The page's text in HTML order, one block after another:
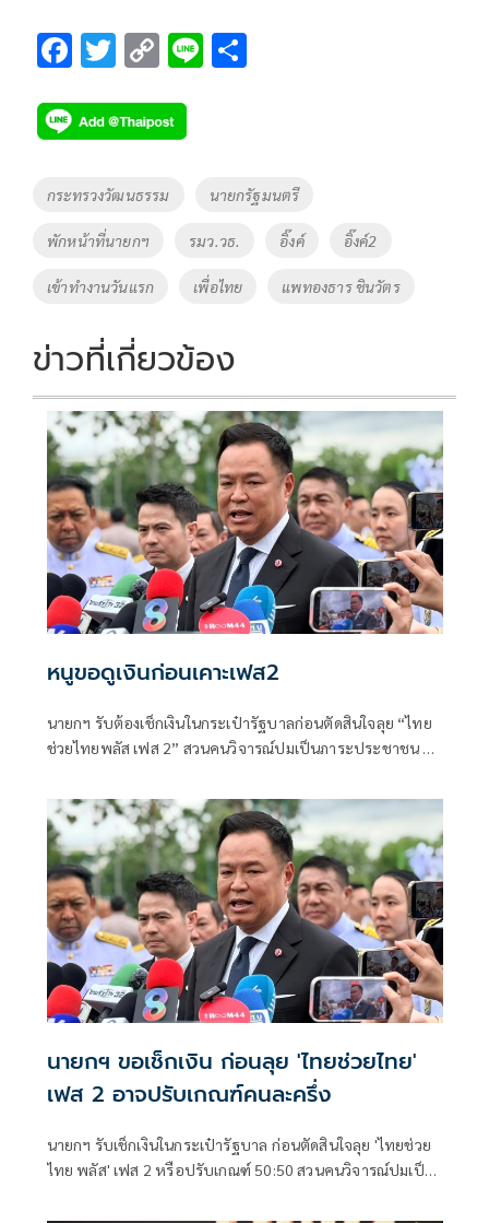
F
e
b
o
o
k
T
tt
er
C
p
y
Li
Li
Tags
กระทรวงวัฒนธรรม นายกรัฐมนตรี
พักหน้าที่นายกฯ รมว.วธ. อิ๊งค์ อิ๊งค์2
เข้าทำงานวันแรก เพื่อไทย แพทองธาร ชินวัตร
ข่าวที่เกี่ยวข้อง
หนูขอดูเงินก่อนเคาะเฟส2
นายกฯ รับต้องเช็กเงินในกระเป๋ารัฐบาลก่อนตัดสินใจลุย “ไทย
ช่วยไทยพลัส เฟส 2” สวนคนวิจารณ์ปมเป็นภาระประชาชน ชี้
ไทยพลัสหรือไม่
นายกฯ ขอเช็กเงิน ก่อนลุย 'ไทยช่วยไทย'
เฟส 2 อาจปรับเกณฑ์คนละครึ่ง
นายกฯ รับเช็กเงินในกระเป๋ารัฐบาล ก่อนตัดสินใจลุย 'ไทยช่วย
ไทย พลัส' เฟส 2 หรือปรับเกณฑ์ 50:50 สวนคนวิจารณ์ปมเป็น